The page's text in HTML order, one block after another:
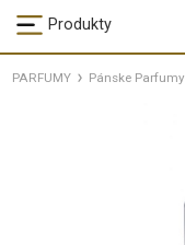
Produkty
PARFUMY Pánske Parfumy